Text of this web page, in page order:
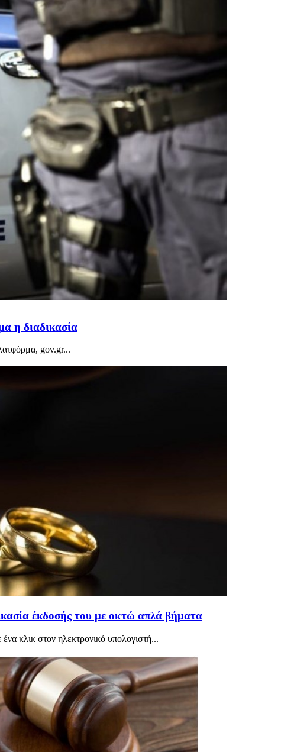
η διαδικασία
gov.gr...
έκδοσής του με οκτώ απλά βήματα
κλικ στον ηλεκτρονικό υπολογιστή...